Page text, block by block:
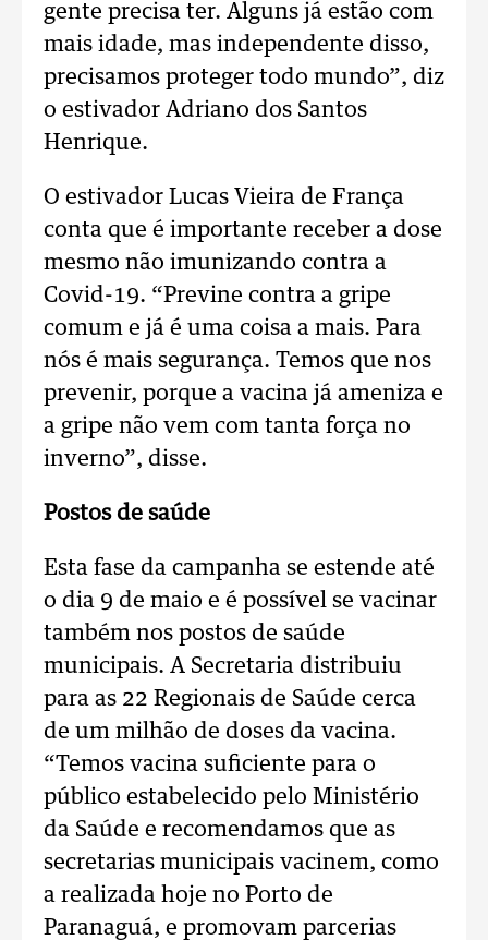
gente precisa ter. Alguns já estão com
mais idade, mas independente disso,
precisamos proteger todo mundo”, diz
o estivador Adriano dos Santos
Henrique.
O estivador Lucas Vieira de França
conta que é importante receber a dose
mesmo não imunizando contra a
Covid-19. “Previne contra a gripe
comum e já é uma coisa a mais. Para
nós é mais segurança. Temos que nos
prevenir, porque a vacina já ameniza e
a gripe não vem com tanta força no
inverno”, disse.
Postos de saúde
Esta fase da campanha se estende até
o dia 9 de maio e é possível se vacinar
também nos postos de saúde
municipais. A Secretaria distribuiu
para as 22 Regionais de Saúde cerca
de um milhão de doses da vacina.
“Temos vacina suficiente para o
público estabelecido pelo Ministério
da Saúde e recomendamos que as
secretarias municipais vacinem, como
a realizada hoje no Porto de
Paranaguá, e promovam parcerias